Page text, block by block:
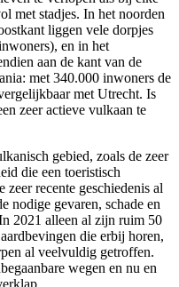
met stadjes. In het noorden
liggen vele dorpjes
en in het
aan de kant van de
met 340.000 inwoners de
met Utrecht. Is
zeer actieve vulkaan te
gebied, zoals de zeer
die een toeristisch
recente geschiedenis al
nodige gevaren, schade en
2021 alleen al zijn ruim 50
die erbij horen,
al veelvuldig getroffen.
wegen en nu en